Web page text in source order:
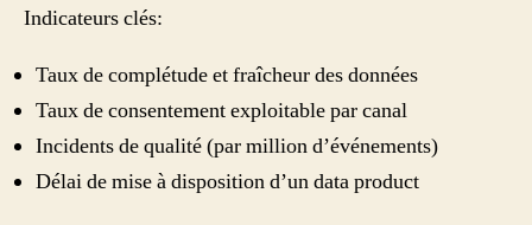
Indicateurs clés:
Taux de complétude et fraîcheur des données
Taux de consentement exploitable par canal
Incidents de qualité (par million d’événements)
Délai de mise à disposition d’un data product